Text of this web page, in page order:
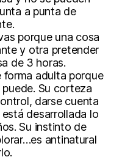
a punta de
porque una cosa
y otra pretender
de 3 horas.
forma adulta porque
Su corteza
darse cuenta
desarrollada lo
Su instinto de
antinatural